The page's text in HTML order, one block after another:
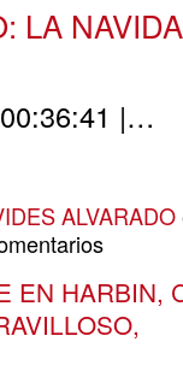
LA
|…
ALVARADO
EN HARBIN,